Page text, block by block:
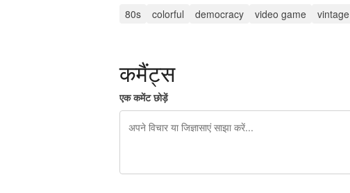
80s colorful democracy video game vintage
कमैंट्स
एक कमेंट छोड़ें